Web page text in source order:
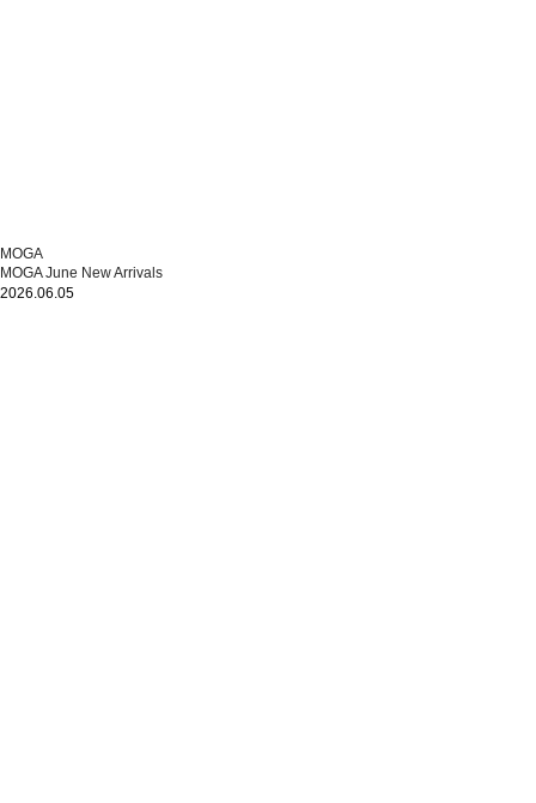
MOGA
MOGA June New Arrivals
2026.06.05